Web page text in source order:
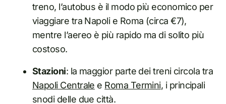
treno, l’autobus è il modo più economico per
viaggiare tra Napoli e Roma (circa €7),
mentre l’aereo è più rapido ma di solito più
costoso.
Stazioni: la maggior parte dei treni circola tra
Napoli Centrale e Roma Termini, i principali
snodi delle due città.